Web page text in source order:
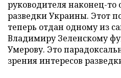
руководителя наконец-
разведки Украины. Этот
теперь отдан одному из
Владимиру Зеленскому
Умерову. Это
зрения интересов